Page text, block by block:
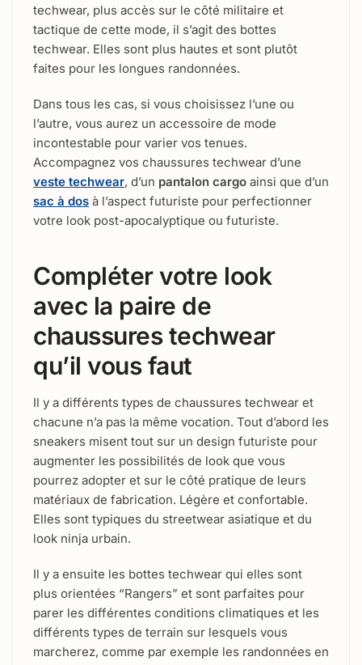
techwear, plus accès sur le côté militaire et
tactique de cette mode, il s’agit des bottes
techwear. Elles sont plus hautes et sont plutôt
faites pour les longues randonnées.
Dans tous les cas, si vous choisissez l’une ou
l’autre, vous aurez un accessoire de mode
incontestable pour varier vos tenues.
Accompagnez vos chaussures techwear d’une
veste techwear, d’un pantalon cargo ainsi que d’un
sac à dos à l’aspect futuriste pour perfectionner
votre look post-apocalyptique ou futuriste.
Compléter votre look
avec la paire de
chaussures techwear
qu’il vous faut
Il y a différents types de chaussures techwear et
chacune n’a pas la même vocation. Tout d’abord les
sneakers misent tout sur un design futuriste pour
augmenter les possibilités de look que vous
pourrez adopter et sur le côté pratique de leurs
matériaux de fabrication. Légère et confortable.
Elles sont typiques du streetwear asiatique et du
look ninja urbain.
Il y a ensuite les bottes techwear qui elles sont
plus orientées “Rangers” et sont parfaites pour
parer les différentes conditions climatiques et les
différents types de terrain sur lesquels vous
marcherez, comme par exemple les randonnées en